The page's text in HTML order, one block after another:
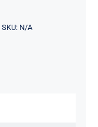
SKU: N/A